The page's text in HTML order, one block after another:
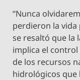
“Nunca
perdieron la vida
se resaltó que la
implica el
de los recursos
hidrológicos que